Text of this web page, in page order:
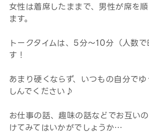
女性は着席したままで、男性が席を
ます。
トークタイムは、5分～10分（人数
す！
あまり硬くならず、いつもの自分で
しんでください♪
お仕事の話、趣味の話などでお互い
けてみてはいかがでしょうか…